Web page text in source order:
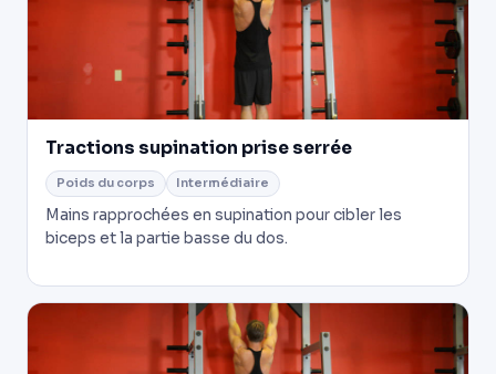
Tractions supination prise serrée
Poids du corps Intermédiaire
Mains rapprochées en supination pour cibler les
biceps et la partie basse du dos.